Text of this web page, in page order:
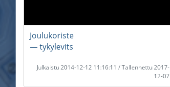
Joulukoriste
― tykylevits
Julkaistu 2014-12-12 11:16:11 / Tallennettu 2017-
12-07